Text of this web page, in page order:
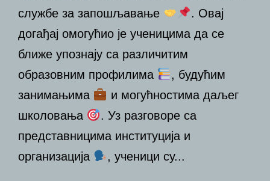
службе за запошљавање
. Овај
догађај омогућио је ученицима да се
ближе упознају са различитим
образовним профилима
, будућим
занимањима
и могућностима даљег
школовања
. Уз разговоре са
представницима институција и
организација
, ученици су...